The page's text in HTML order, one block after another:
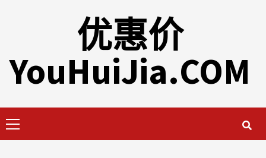
优惠价
YouHuiJia.COM
Menu